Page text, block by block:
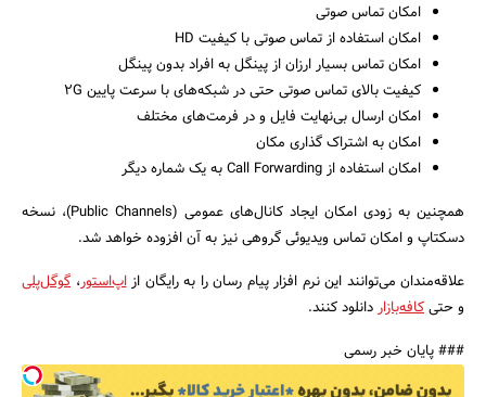
امکان تماس صوتی
امکان استفاده از تماس صوتی با کیفیت HD
امکان تماس بسیار ارزان از پینگل به افراد بدون پینگل
کیفیت بالای تماس صوتی حتی در شبکه‌های با سرعت پایین 2G
امکان ارسال بی‌نهایت فایل و در فرمت‌های مختلف
امکان به اشتراک گذاری مکان
امکان استفاده از Call Forwarding به یک شماره دیگر
همچنین به زودی امکان ایجاد کانال‌های عمومی (Public Channels)، نسخه
دسکتاپ و امکان تماس ویدیوئی گروهی نیز به آن افزوده خواهد شد.
علاقه‌مندان می‌توانند این نرم افزار پیام رسان را به رایگان ازاپ‌استور، گوگل‌پلی
و حتیکافه‌بازاردانلود کنند.
### پایان خبر رسمی